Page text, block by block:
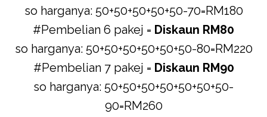
so harganya: 50+50+50+50+50-70=RM180
#Pembelian 6 pakej = Diskaun RM80
so harganya: 50+50+50+50+50+50-80=RM220
#Pembelian 7 pakej = Diskaun RM90
so harganya: 50+50+50+50+50+50+50-
90=RM260